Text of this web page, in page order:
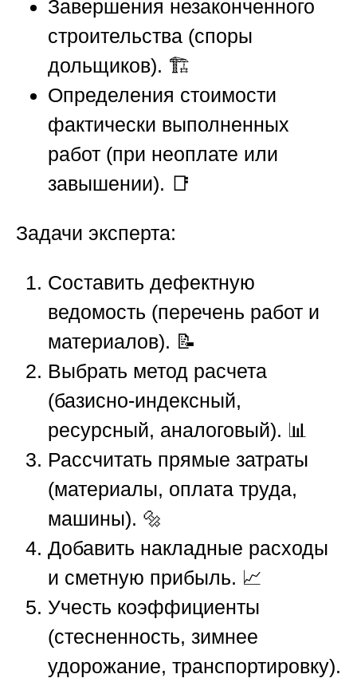
Завершения незаконченного
строительства (споры
дольщиков). 🏗️
Определения стоимости
фактически выполненных
работ (при неоплате или
завышении). 📑
Задачи эксперта:
Составить дефектную
ведомость (перечень работ и
материалов). 📝
Выбрать метод расчета
(базисно-индексный,
ресурсный, аналоговый). 📊
Рассчитать прямые затраты
(материалы, оплата труда,
машины). 🔩
Добавить накладные расходы
и сметную прибыль. 📈
Учесть коэффициенты
(стесненность, зимнее
удорожание, транспортировку).